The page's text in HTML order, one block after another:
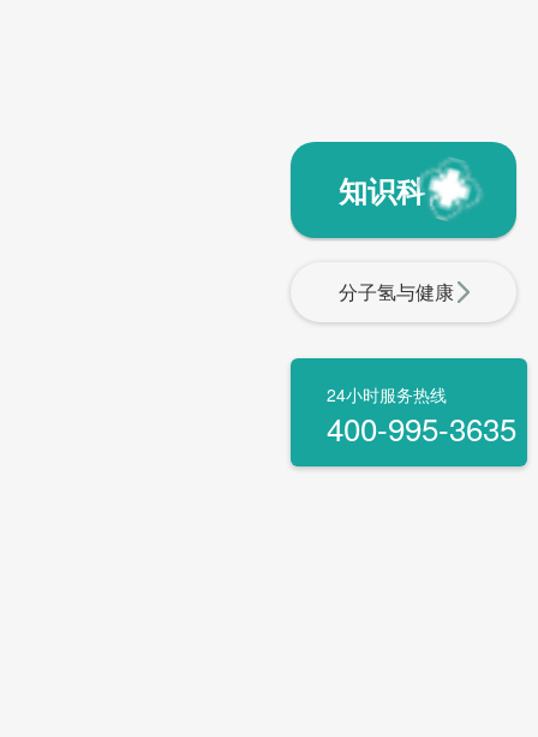
知识科普
分子氢与健康
24小时服务热线
400-995-3635